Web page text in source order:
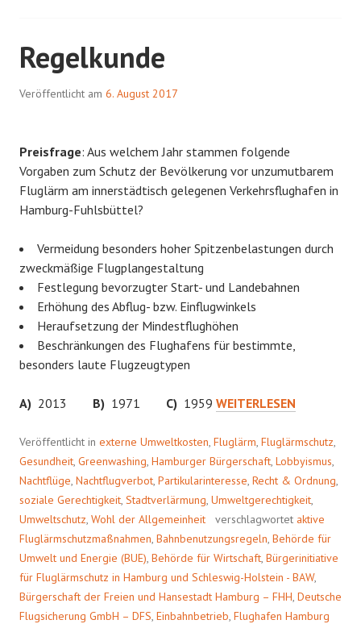
Regelkunde
Veröffentlicht am 6. August 2017
Preisfrage: Aus welchem Jahr stammen folgende
Vorgaben zum Schutz der Bevölkerung vor unzumutbarem
Fluglärm am innerstädtisch gelegenen Verkehrsflughafen in
Hamburg-Fuhlsbüttel?
Vermeidung besonders hoher Spitzenbelastungen durch
zweckmäßige Flugplangestaltung
Festlegung bevorzugter Start- und Landebahnen
Erhöhung des Abflug- bzw. Einflugwinkels
Heraufsetzung der Mindestflughöhen
Beschränkungen des Flughafens für bestimmte,
besonders laute Flugzeugtypen
A) 2013 B) 1971 C) 1959 REGELKUNDE
WEITERLESEN
Veröffentlicht in externe Umweltkosten, Fluglärm, Fluglärmschutz,
Gesundheit, Greenwashing, Hamburger Bürgerschaft, Lobbyismus,
Nachtflüge, Nachtflugverbot, Partikularinteresse, Recht & Ordnung,
soziale Gerechtigkeit, Stadtverlärmung, Umweltgerechtigkeit,
Umweltschutz, Wohl der Allgemeinheit verschlagwortet aktive
Fluglärmschutzmaßnahmen, Bahnbenutzungsregeln, Behörde für
Umwelt und Energie (BUE), Behörde für Wirtschaft, Bürgerinitiative
für Fluglärmschutz in Hamburg und Schleswig-Holstein - BAW,
Bürgerschaft der Freien und Hansestadt Hamburg – FHH, Deutsche
Flugsicherung GmbH – DFS, Einbahnbetrieb, Flughafen Hamburg